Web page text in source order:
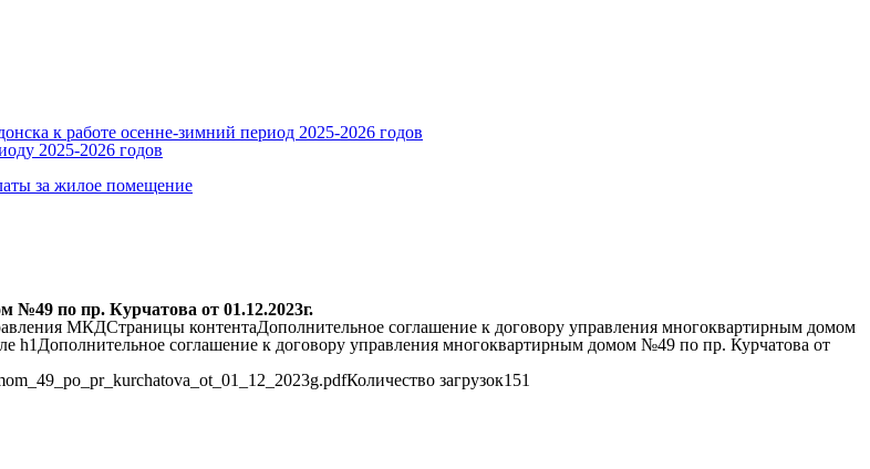
к работе осенне-зимний период 2025-2026 годов
2025-2026 годов
за жилое помещение
№49 по пр. Курчатова от 01.12.2023г.
МКДСтраницы контентаДополнительное соглашение к договору управления многоквартирным домом
соглашение к договору управления многоквартирным домом №49 по пр. Курчатова от
загрузок151